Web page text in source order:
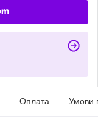
Оплата Умови